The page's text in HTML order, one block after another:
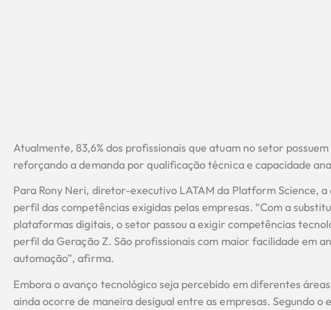
Atualmente, 83,6% dos profissionais que atuam no setor
reforçando a demanda por qualificação técnica e capacidade
Para Rony Neri, diretor-executivo LATAM da Platform Science,
perfil das competências exigidas pelas empresas. “Com a
plataformas digitais, o setor passou a exigir competências
perfil da Geração Z. São profissionais com maior facilidade em
automação”, afirma.
Embora o avanço tecnológico seja percebido em diferentes
ainda ocorre de maneira desigual entre as empresas. Segundo o